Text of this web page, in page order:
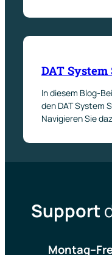
DAT System
In diesem Blog-
den DAT System
Navigieren Sie
Support